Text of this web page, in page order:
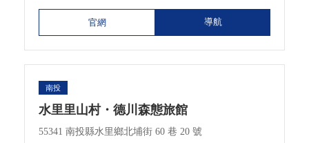
官網 導航
南投
水里里山村・德川森態旅館
55341 南投縣水里鄉北埔街 60 巷 20 號